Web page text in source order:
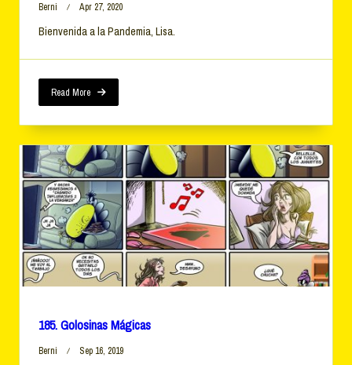
Berni Apr 27, 2020
Bienvenida a la Pandemia, Lisa.
Read More
185. Golosinas Mágicas
Berni Sep 16, 2019